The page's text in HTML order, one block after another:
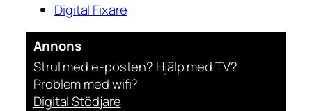
Digital Fixare
Annons
Strul med e-posten? Hjälp med TV?
Problem med wifi?
Digital Stödjare